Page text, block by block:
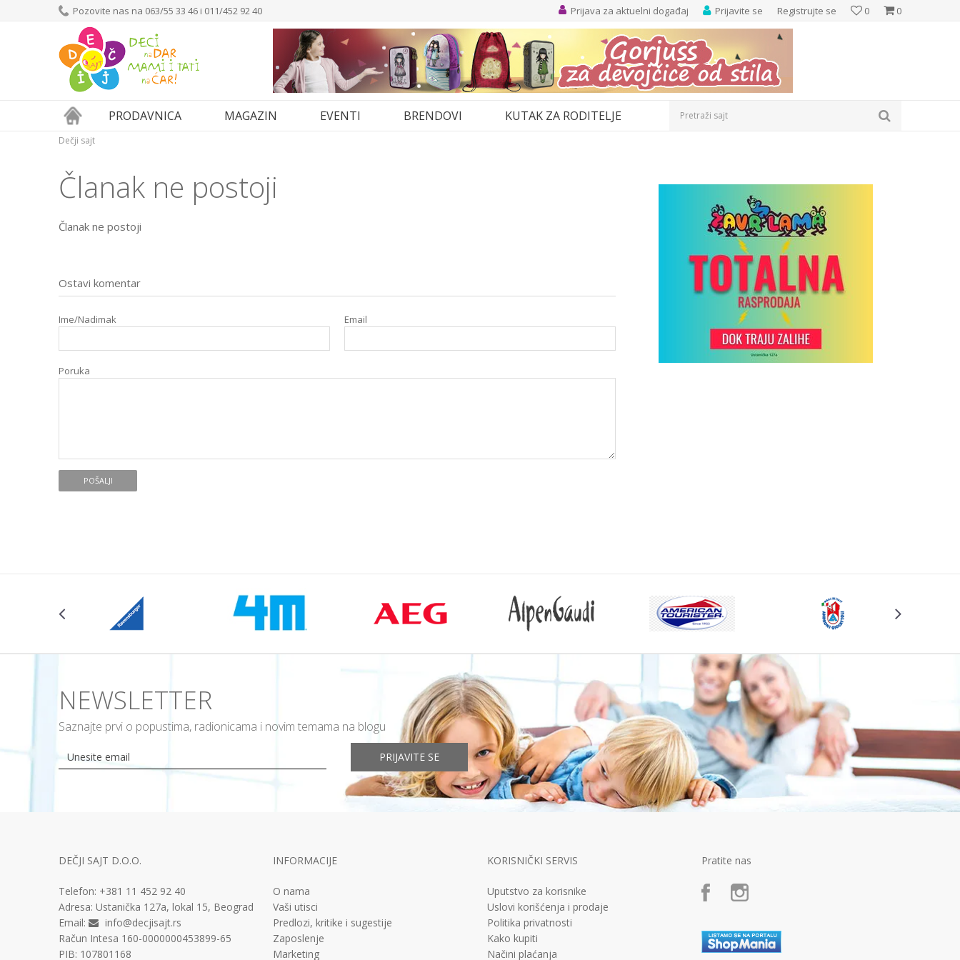
Pozovite nas na 063/55 33 46 i 011/452 92 40 0
0
Prijavite se Registrujte se
Prijava za aktuelni događaj
PRODAVNICA MAGAZIN EVENTI BRENDOVI KUTAK ZA RODITELJE Pretraži sajt
Dečji sajt
Članak ne postoji
Članak ne postoji
Ostavi komentar
Ime/Nadimak Email
Poruka
POŠALJI
NEWSLETTER
Saznajte prvi o popustima, radionicama i novim temama na blogu
PRIJAVITE SE
DEČJI SAJT D.O.O.
Telefon: +381 11 452 92 40
Adresa: Ustanička 127a, lokal 15, Beograd
Email:
info@decjisajt.rs
Račun Intesa 160-0000000453899-65
PIB: 107801168
INFORMACIJE
O nama
Vaši utisci
Predlozi, kritike i sugestije
Zaposlenje
Marketing
KORISNIČKI SERVIS
Uputstvo za korisnike
Uslovi korišćenja i prodaje
Politika privatnosti
Kako kupiti
Načini plaćanja
Pratite nas